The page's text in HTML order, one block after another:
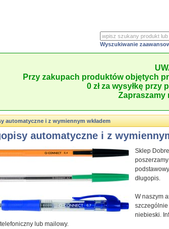
Wyszukiwanie
Przy zakupach produktów objętych
0 zł za wysyłkę przy
Zapraszamy
automatyczne i z wymiennym wkładem
automatyczne i z
Sklep
długopis.
W naszym
szczególnie
niebieski.
lub mailowy.